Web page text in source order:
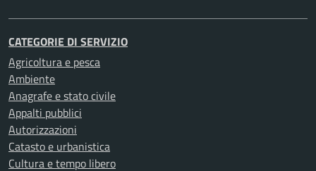
CATEGORIE DI SERVIZIO
Agricoltura e pesca
Ambiente
Anagrafe e stato civile
Appalti pubblici
Autorizzazioni
Catasto e urbanistica
Cultura e tempo libero